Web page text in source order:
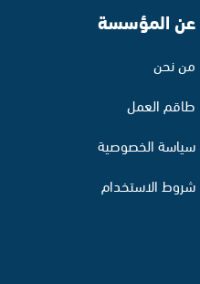
عن المؤسسة
من نحن
طاقم العمل
سياسة الخصوصية
شروط الاستخدام